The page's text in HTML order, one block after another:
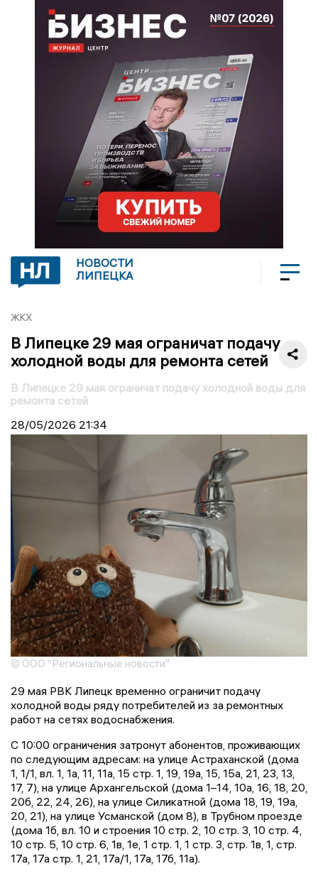
НОВОСТИ
ЛИПЕЦКА
ЖКХ
В Липецке 29 мая ограничат подачу
холодной воды для ремонта сетей
В Липецке 29 мая ограничат подачу холодной воды для
ремонта сетей
28/05/2026 21:34
© ООО "Региональные новости"
29 мая РВК Липецк временно ограничит подачу
холодной воды ряду потребителей из за ремонтных
работ на сетях водоснабжения.
С 10:00 ограничения затронут абонентов, проживающих
по следующим адресам: на улице Астраханской (дома
1, 1/1, вл. 1, 1а, 11, 11а, 15 стр. 1, 19, 19а, 15, 15а, 21, 23, 13,
17, 7), на улице Архангельской (дома 1–14, 10а, 16, 18, 20,
20б, 22, 24, 26), на улице Силикатной (дома 18, 19, 19а,
20, 21), на улице Усманской (дом 8), в Трубном проезде
(дома 1б, вл. 10 и строения 10 стр. 2, 10 стр. 3, 10 стр. 4,
10 стр. 5, 10 стр. 6, 1в, 1е, 1 стр. 1, 1 стр. 3, стр. 1в, 1, стр.
17а, 17а стр. 1, 21, 17а/1, 17а, 17б, 11а).